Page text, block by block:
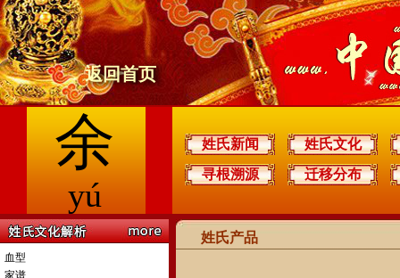
返回首页
余
yú
姓氏新闻
姓氏文化
寻根溯源
迁移分布
血型
家谱
姓氏产品